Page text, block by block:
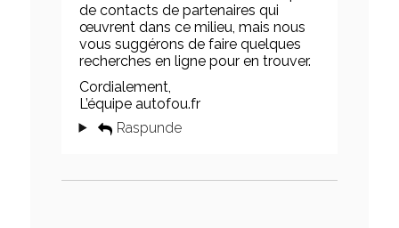
de contacts de partenaires qui
œuvrent dans ce milieu, mais nous
vous suggérons de faire quelques
recherches en ligne pour en trouver.
Cordialement,
L’équipe autofou.fr
Raspunde